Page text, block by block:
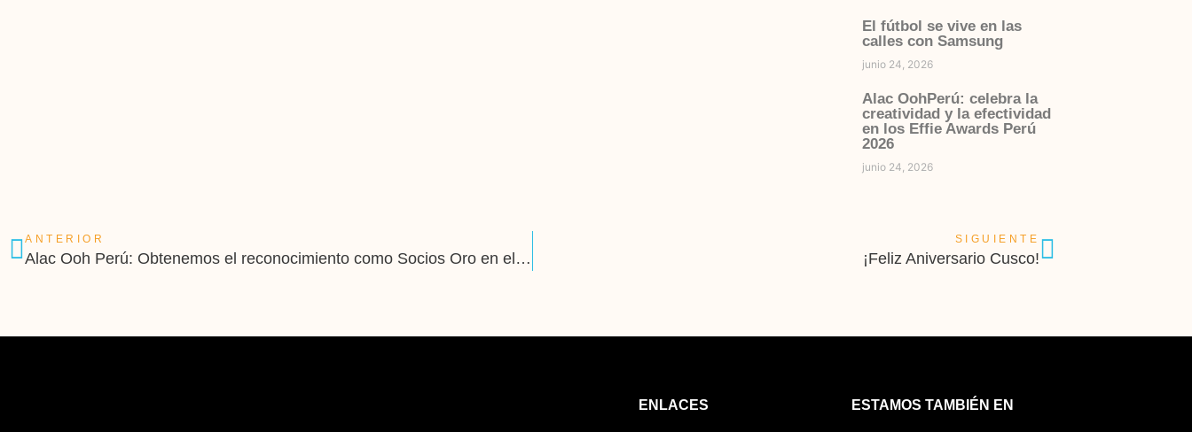
El fútbol se vive en las
calles con Samsung
junio 24, 2026
Alac OohPerú: celebra la
creatividad y la efectividad
en los Effie Awards Perú
2026
junio 24, 2026
ANTERIOR
Alac Ooh Perú: Obtenemos el reconocimiento como Socios Oro en el MALI
SIGUIENTE
¡Feliz Aniversario Cusco!
ENLACES ESTAMOS TAMBIÉN EN